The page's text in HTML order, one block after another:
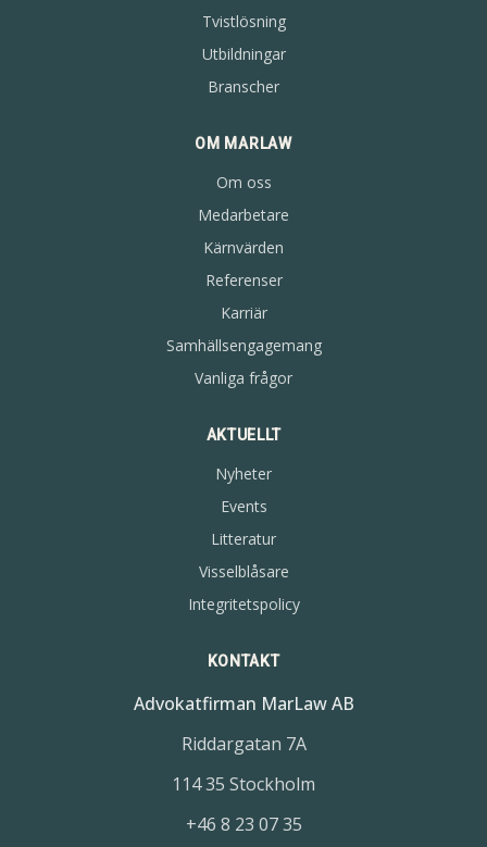
Tvistlösning
Utbildningar
Branscher
OM MARLAW
Om oss
Medarbetare
Kärnvärden
Referenser
Karriär
Samhällsengagemang
Vanliga frågor
AKTUELLT
Nyheter
Events
Litteratur
Visselblåsare
Integritetspolicy
KONTAKT
Advokatfirman MarLaw AB
Riddargatan 7A
114 35 Stockholm
+46 8 23 07 35